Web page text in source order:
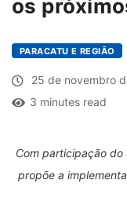
os
PARACATU E REGIÃO
25 de novembro
3 minutes read
Com participação do
propõe a